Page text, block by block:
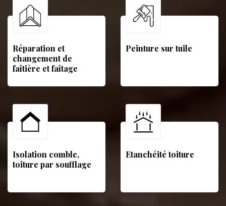
Réparation et
changement de
faîtière et faîtage
Peinture sur tuile
Isolation comble,
toiture par soufflage
Etanchéité toiture